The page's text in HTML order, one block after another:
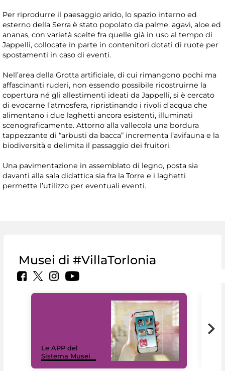
Per riprodurre il paesaggio arido, lo spazio interno ed
esterno della Serra è stato popolato da palme, agavi, aloe ed
ananas, con varietà scelte fra quelle già in uso al tempo di
Jappelli, collocate in parte in contenitori dotati di ruote per
spostamenti in caso di eventi.
Nell’area della Grotta artificiale, di cui rimangono pochi ma
affascinanti ruderi, non essendo possibile ricostruirne la
copertura né gli allestimenti ideati da Jappelli, si è cercato
di evocarne l’atmosfera, ripristinando i rivoli d’acqua che
alimentano i due laghetti ancora esistenti, illuminati
scenograficamente. Attorno alla vallecola una bordura
tappezzante di “arbusti da bacca” incrementa l’avifauna e la
biodiversità e delimita il passaggio dei fruitori.
Una pavimentazione in assemblato di legno, posta sia
davanti alla sala didattica sia fra la Torre e i laghetti
permette l’utilizzo per eventuali eventi.
Musei di #VillaTorlonia
Le APP del
Sistema Musei